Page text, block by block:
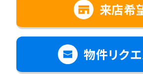
来店希
物件リク